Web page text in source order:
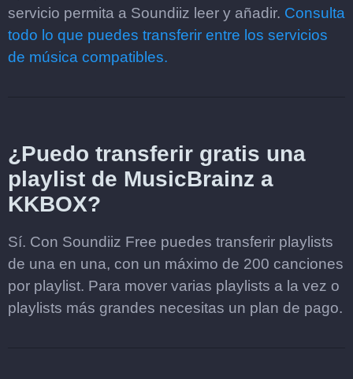
servicio permita a Soundiiz leer y añadir. Consulta
todo lo que puedes transferir entre los servicios
de música compatibles.
¿Puedo transferir gratis una
playlist de MusicBrainz a
KKBOX?
Sí. Con Soundiiz Free puedes transferir playlists
de una en una, con un máximo de 200 canciones
por playlist. Para mover varias playlists a la vez o
playlists más grandes necesitas un plan de pago.